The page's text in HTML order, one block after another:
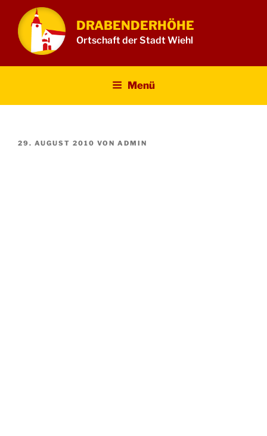
Inhalt
springen
DRABENDERHÖHE
Ortschaft der Stadt Wiehl
Menü
VERÖFFENTLICHT
29. AUGUST 2010 VON ADMIN